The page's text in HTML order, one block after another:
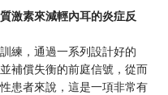
激素來減輕內耳的炎症反
練，通過一系列設計好的
補償失衡的前庭信號，從而
患者來說，這是一項非常有